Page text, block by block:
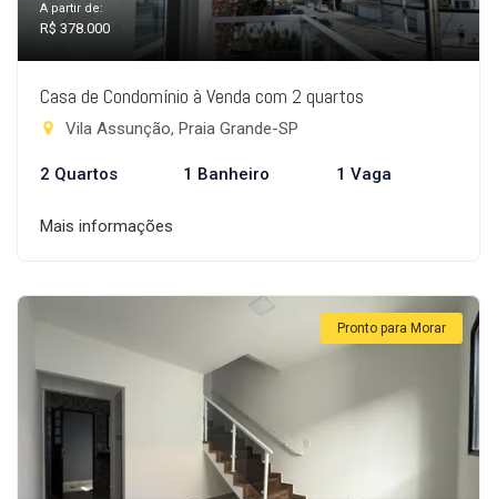
A partir de:
R$ 378.000
Casa de Condomínio à Venda com 2 quartos
Vila Assunção, Praia Grande-SP
2 Quartos 1 Banheiro 1 Vaga
Mais informações
Pronto para Morar